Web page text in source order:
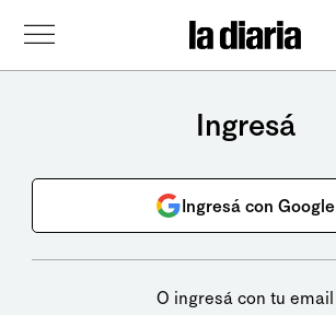
Ingresá
Ingresá con Google
O ingresá con tu email